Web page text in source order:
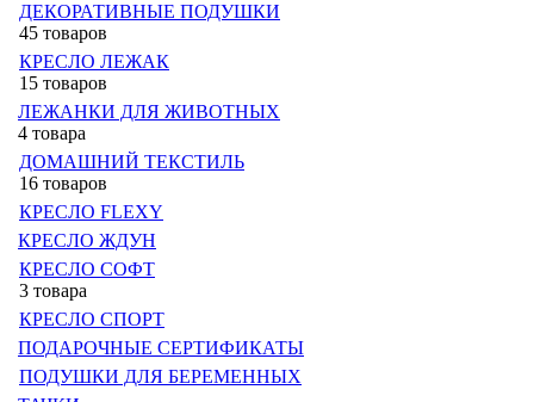
ДЕКОРАТИВНЫЕ ПОДУШКИ
45 товаров
КРЕСЛО ЛЕЖАК
15 товаров
ЛЕЖАНКИ ДЛЯ ЖИВОТНЫХ
4 товара
ДОМАШНИЙ ТЕКСТИЛЬ
16 товаров
КРЕСЛО FLEXY
КРЕСЛО ЖДУН
КРЕСЛО СОФТ
3 товара
КРЕСЛО СПОРТ
ПОДАРОЧНЫЕ СЕРТИФИКАТЫ
ПОДУШКИ ДЛЯ БЕРЕМЕННЫХ